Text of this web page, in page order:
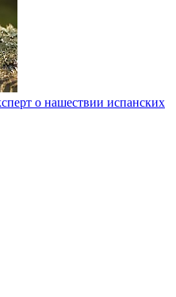
о нашествии испанских